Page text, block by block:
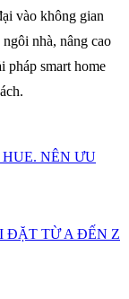
vào không gian
nhà, nâng cao
pháp smart home
NÊN ƯU
ĐẶT TỪ A ĐẾN Z